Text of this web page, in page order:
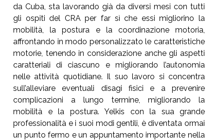
da Cuba, sta lavorando già da diversi mesi con tutti
gli ospiti del CRA per far sì che essi migliorino la
mobilità, la postura e la coordinazione motoria,
affrontando in modo personalizzato le caratteristiche
motorie, tenendo in considerazione anche gli aspetti
caratteriali di ciascuno e migliorando l’autonomia
nelle attività quotidiane. Il suo lavoro si concentra
sull’alleviare eventuali disagi fisici e a prevenire
complicazioni a lungo termine, migliorando la
mobilità e la postura. Yelkis con la sua grande
professionalità e i suoi modi gentili, è diventata ormai
un punto fermo e un appuntamento importante nella